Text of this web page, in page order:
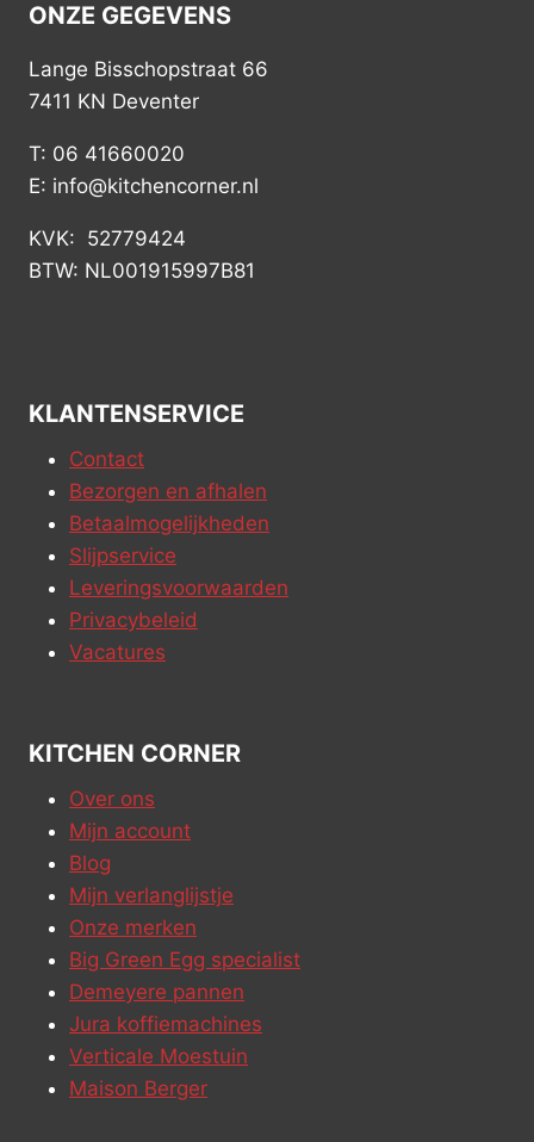
ONZE GEGEVENS
Lange Bisschopstraat 66
7411 KN Deventer
T: 06 41660020
E: info@kitchencorner.nl
KVK: 52779424
BTW: NL001915997B81
KLANTENSERVICE
Contact
Bezorgen en afhalen
Betaalmogelijkheden
Slijpservice
Leveringsvoorwaarden
Privacybeleid
Vacatures
KITCHEN CORNER
Over ons
Mijn account
Blog
Mijn verlanglijstje
Onze merken
Big Green Egg specialist
Demeyere pannen
Jura koffiemachines
Verticale Moestuin
Maison Berger